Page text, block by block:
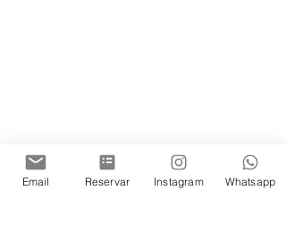
Email Reservar Instagram Whatsapp